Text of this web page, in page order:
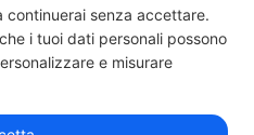
continuerai senza accettare.
i tuoi dati personali possono
e misurare